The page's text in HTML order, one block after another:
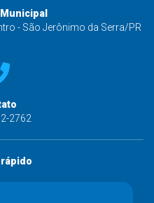
- São Jerônimo da Serra/PR
2762